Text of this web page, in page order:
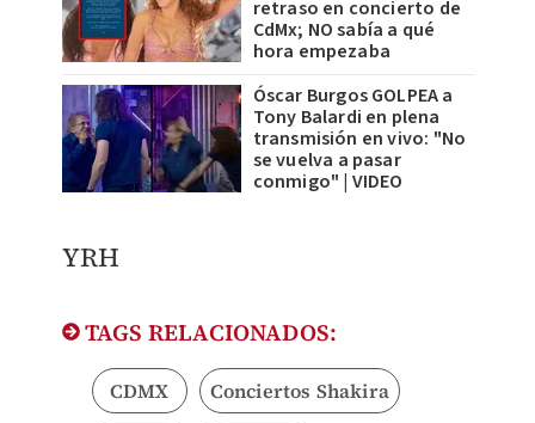
retraso en concierto de
CdMx; NO sabía a qué
hora empezaba
Óscar Burgos GOLPEA a
Tony Balardi en plena
transmisión en vivo: "No
se vuelva a pasar
conmigo" | VIDEO
YRH
TAGS RELACIONADOS:
CDMX Conciertos Shakira